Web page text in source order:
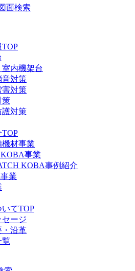
面検索
内機架台
音対策
害対策
策
護対策
材事業
事業
KOBA事例紹介
業
てTOP
ージ
・沿革
覧